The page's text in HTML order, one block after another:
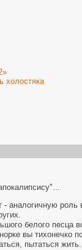
холостяка
- аналогичную
белого песца
вы тихонечко
пытаться